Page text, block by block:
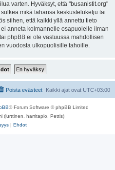
varten. Hyväksyt, että "busanistit.org"
mikä tahansa keskusteluketju tai
siihen, että kaikki yllä annettu tieto
anneta kolmannelle osapuolelle ilman
phpBB ei ole vastuussa mahdollisen
vuodosta ulkopuolisille tahoille.
Kaikki ajat ovat UTC+03:00
Poista evästeet
® Forum Software © phpBB Limited
(lurttinen, harritapio, Pettis)
| Ehdot